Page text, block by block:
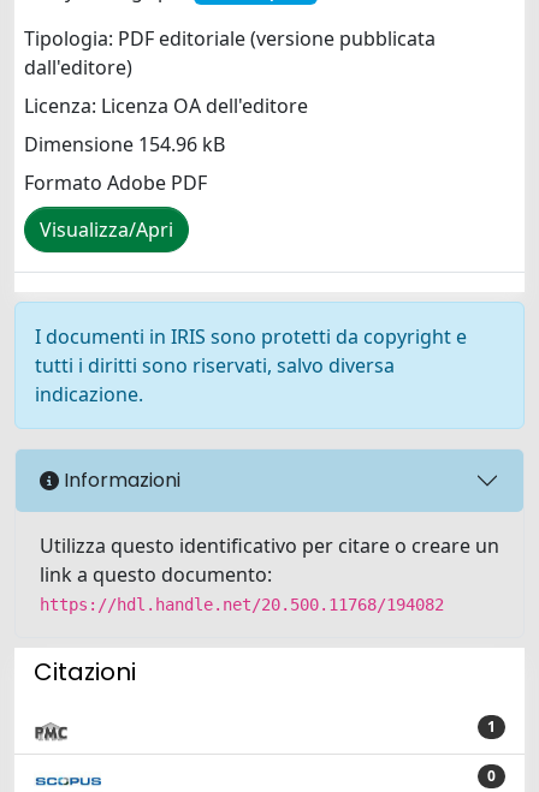
Tipologia: PDF editoriale (versione pubblicata
dall'editore)
Licenza: Licenza OA dell'editore
Dimensione 154.96 kB
Formato Adobe PDF
Visualizza/Apri
I documenti in IRIS sono protetti da copyright e
tutti i diritti sono riservati, salvo diversa
indicazione.
Informazioni
Utilizza questo identificativo per citare o creare un
link a questo documento:
https://hdl.handle.net/20.500.11768/194082
Citazioni
1
0